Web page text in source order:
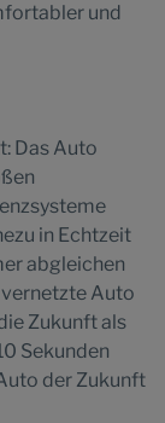
und
Das Auto
in Echtzeit
abgleichen
Auto
Zukunft als
Sekunden
der Zukunft